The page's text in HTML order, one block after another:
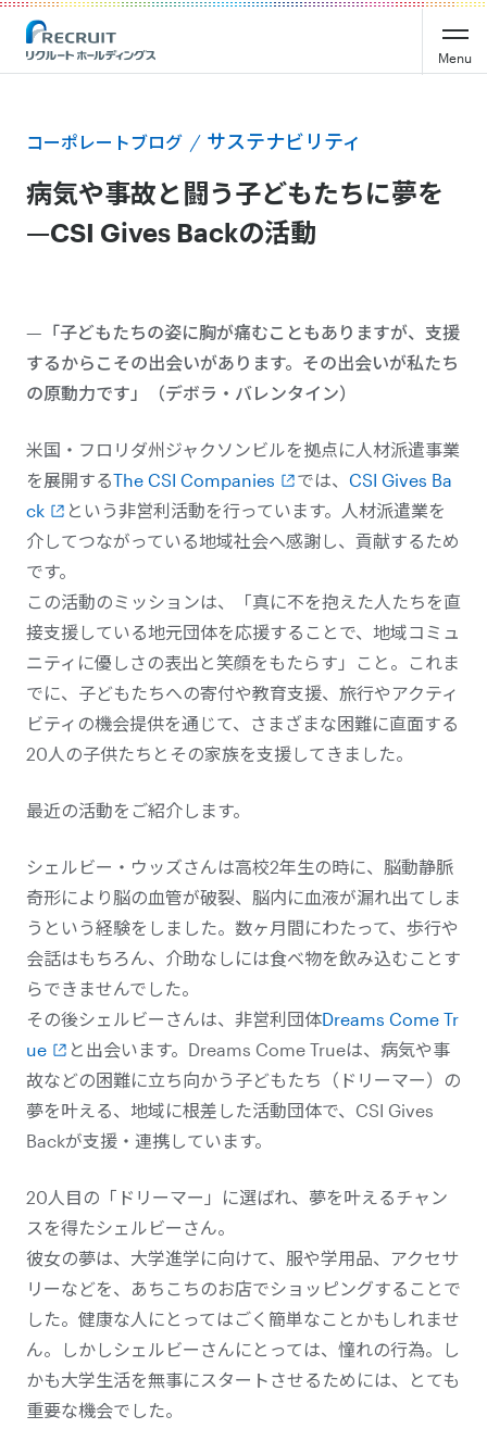
Menu
コーポレートブログ サステナビリティ
病気や事故と闘う子どもたちに夢を
—CSI Gives Backの活動
—「子どもたちの姿に胸が痛むこともありますが、支援
するからこその出会いがあります。その出会いが私たち
の原動力です」（デボラ・バレンタイン）
米国・フロリダ州ジャクソンビルを拠点に人材派遣事業
を展開するThe CSI Companies では、 CSI Gives Ba
ck
という非営利活動を行っています。人材派遣業を
介してつながっている地域社会へ感謝し、貢献するため
です。
この活動のミッションは、「真に不を抱えた人たちを直
接支援している地元団体を応援することで、地域コミュ
ニティに優しさの表出と笑顔をもたらす」こと。これま
でに、子どもたちへの寄付や教育支援、旅行やアクティ
ビティの機会提供を通じて、さまざまな困難に直面する
20人の子供たちとその家族を支援してきました。
最近の活動をご紹介します。
シェルビー・ウッズさんは高校2年生の時に、脳動静脈
奇形により脳の血管が破裂、脳内に血液が漏れ出てしま
うという経験をしました。数ヶ月間にわたって、歩行や
会話はもちろん、介助なしには食べ物を飲み込むことす
らできませんでした。
その後シェルビーさんは、非営利団体Dreams Come Tr
ue
と出会います。Dreams Come Trueは、病気や事
故などの困難に立ち向かう子どもたち（ドリーマー）の
夢を叶える、地域に根差した活動団体で、CSI Gives
Backが支援・連携しています。
20人目の「ドリーマー」に選ばれ、夢を叶えるチャン
スを得たシェルビーさん。
彼女の夢は、大学進学に向けて、服や学用品、アクセサ
リーなどを、あちこちのお店でショッピングすることで
した。健康な人にとってはごく簡単なことかもしれませ
ん。しかしシェルビーさんにとっては、憧れの行為。し
かも大学生活を無事にスタートさせるためには、とても
重要な機会でした。